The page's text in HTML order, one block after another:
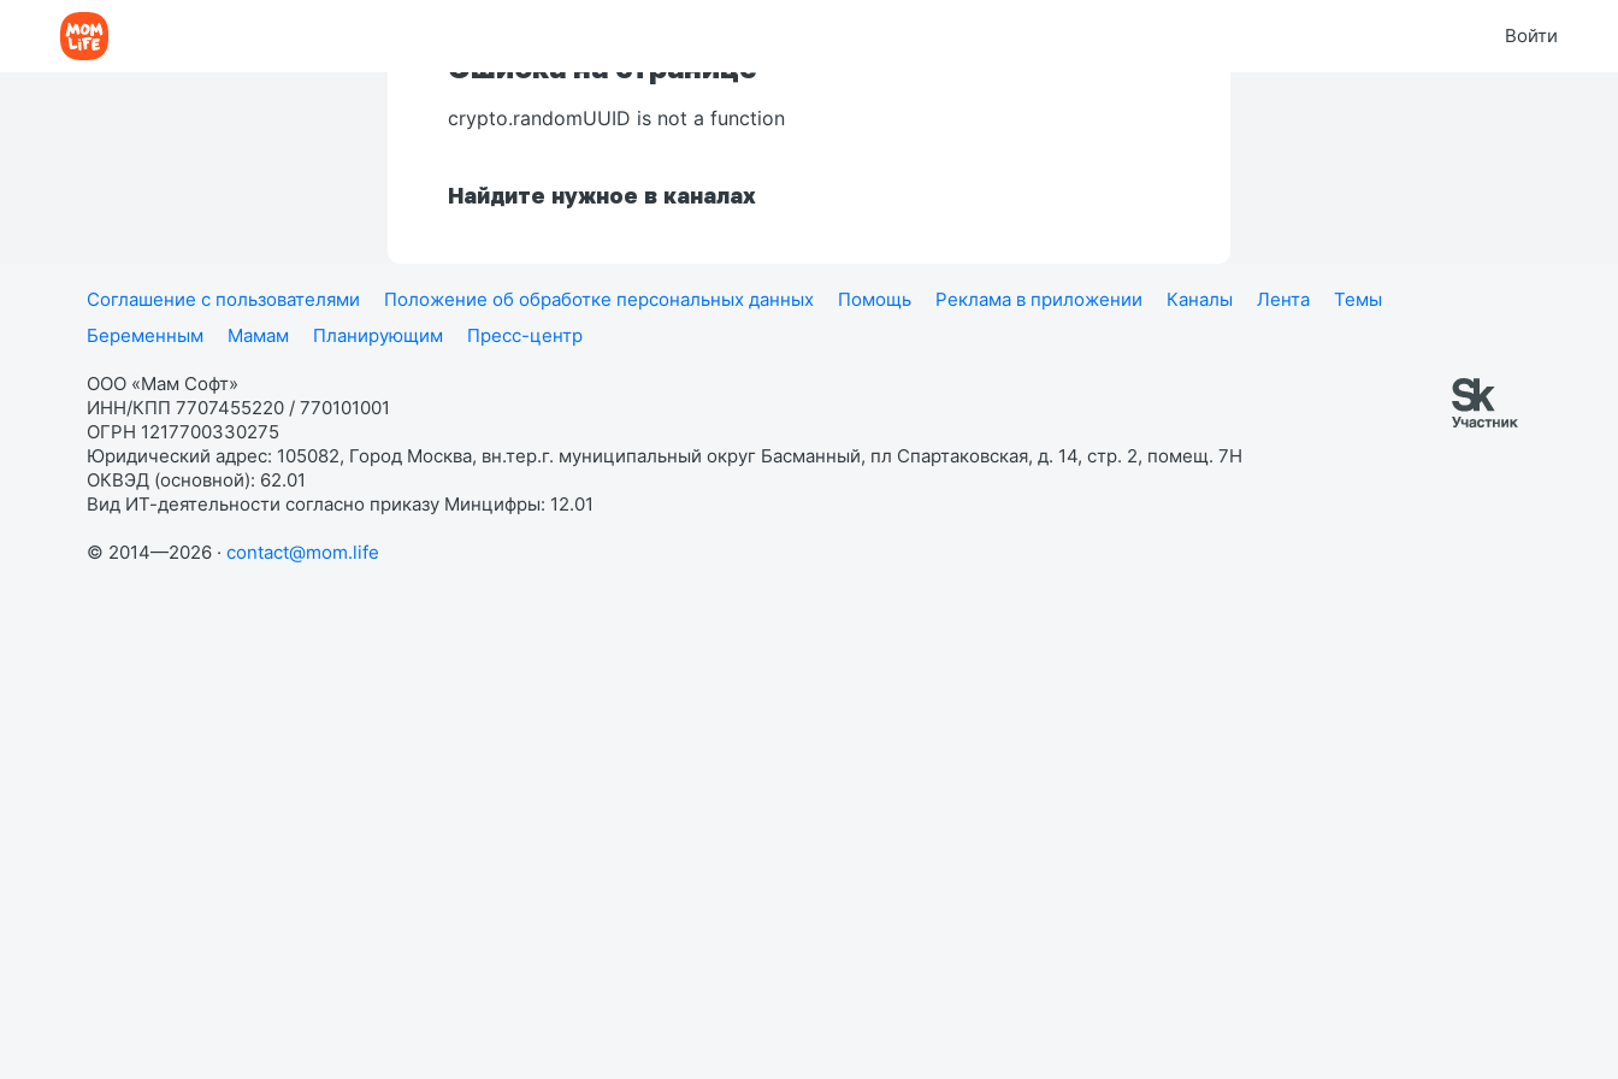
Войти
Ошибка на странице
crypto.randomUUID is not a function
Найдите нужное в каналах
Соглашение с пользователями Положение об обработке персональных данных Помощь Реклама в приложении Каналы Лента
Темы
Беременным
Мамам Планирующим Пресс-центр
ООО «Мам Софт»
ИНН/КПП 7707455220 / 770101001
ОГРН 1217700330275
Юридический адрес: 105082, Город Москва, вн.тер.г. муниципальный округ Басманный, пл Спартаковская, д. 14, стр. 2, помещ. 7Н
ОКВЭД (основной): 62.01
Вид ИТ-деятельности согласно приказу Минцифры: 12.01
© 2014—2026 · contact@mom.life